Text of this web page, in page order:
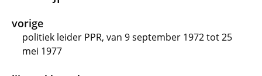
vorige
politiek leider PPR, van 9 september 1972 tot 25
mei 1977